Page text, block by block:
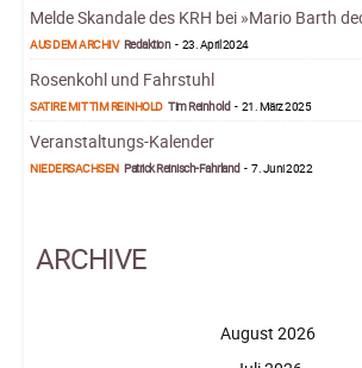
Melde Skandale des KRH bei »Mario Barth
AUS DEM ARCHIV Redaktion - 23. April 2024
Rosenkohl und Fahrstuhl
SATIRE MIT TIM REINHOLD Tim Reinhold - 21. März 2025
Veranstaltungs-Kalender
NIEDERSACHSEN Patrick Reinisch-Fahrland - 7. Juni 2022
ARCHIVE
August 2026